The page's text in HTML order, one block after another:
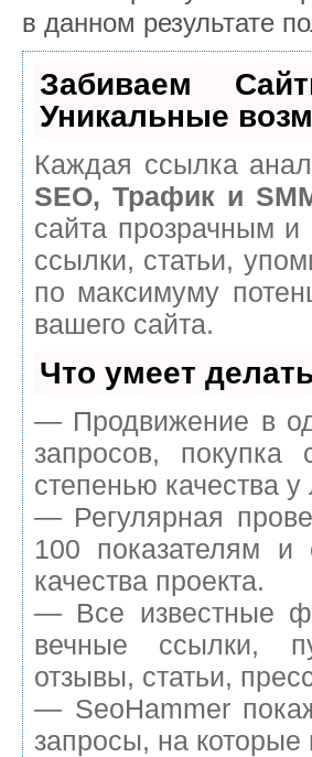
в данном результате
Забиваем
Уникальные
Каждая ссылка
SEO, Трафик и
сайта прозрачным
ссылки, статьи,
по максимуму
вашего сайта.
Что умеет
— Продвижение в
запросов,
степенью качества
— Регулярная
100 показателям и
качества проекта.
— Все известные
вечные ссылки,
отзывы, статьи,
— SeoHammer
запросы, на